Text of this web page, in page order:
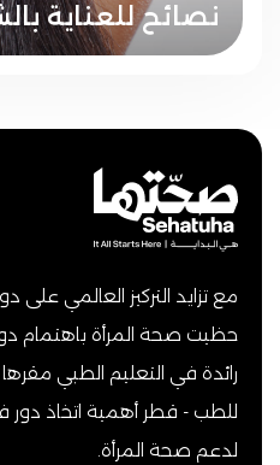
نصائح للعناية
مع تزايد التركيز العالمي على
حظيت صحة المرأة باهتمام
رائدة في التعليم الطبي
للطب - قطر أهمية اتخاذ دور
لدعم صحة المرأة.